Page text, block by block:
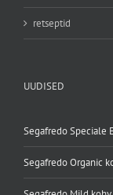
retseptid
UUDISED
Segafredo Speciale
Segafredo Organic